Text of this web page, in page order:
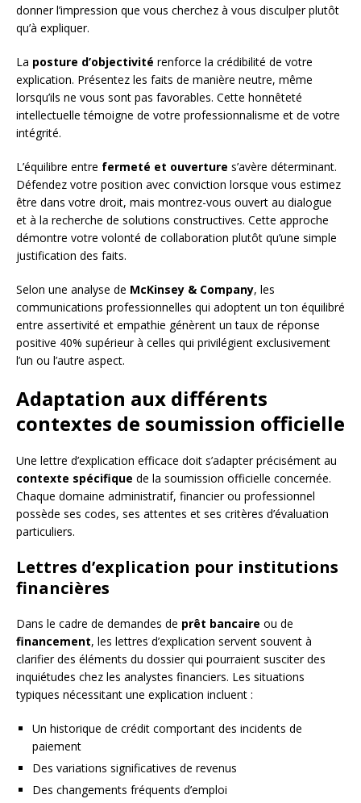
donner l’impression que vous cherchez à vous disculper plutôt
qu’à expliquer.
La posture d’objectivité renforce la crédibilité de votre
explication. Présentez les faits de manière neutre, même
lorsqu’ils ne vous sont pas favorables. Cette honnêteté
intellectuelle témoigne de votre professionnalisme et de votre
intégrité.
L’équilibre entre fermeté et ouverture s’avère déterminant.
Défendez votre position avec conviction lorsque vous estimez
être dans votre droit, mais montrez-vous ouvert au dialogue
et à la recherche de solutions constructives. Cette approche
démontre votre volonté de collaboration plutôt qu’une simple
justification des faits.
Selon une analyse de McKinsey & Company, les
communications professionnelles qui adoptent un ton équilibré
entre assertivité et empathie génèrent un taux de réponse
positive 40% supérieur à celles qui privilégient exclusivement
l’un ou l’autre aspect.
Adaptation aux différents
contextes de soumission officielle
Une lettre d’explication efficace doit s’adapter précisément au
contexte spécifique de la soumission officielle concernée.
Chaque domaine administratif, financier ou professionnel
possède ses codes, ses attentes et ses critères d’évaluation
particuliers.
Lettres d’explication pour institutions
financières
Dans le cadre de demandes de prêt bancaire ou de
financement, les lettres d’explication servent souvent à
clarifier des éléments du dossier qui pourraient susciter des
inquiétudes chez les analystes financiers. Les situations
typiques nécessitant une explication incluent :
Un historique de crédit comportant des incidents de
paiement
Des variations significatives de revenus
Des changements fréquents d’emploi